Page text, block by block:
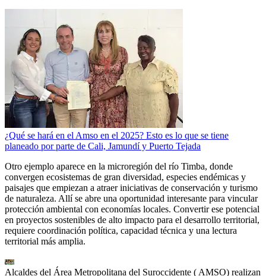
¿Qué se hará en el Amso en el 2025? Esto es lo que se tiene
planeado por parte de Cali, Jamundí y Puerto Tejada
Otro ejemplo aparece en la microregión del río Timba, donde
convergen ecosistemas de gran diversidad, especies endémicas y
paisajes que empiezan a atraer iniciativas de conservación y turismo
de naturaleza. Allí se abre una oportunidad interesante para vincular
protección ambiental con economías locales. Convertir ese potencial
en proyectos sostenibles de alto impacto para el desarrollo territorial,
requiere coordinación política, capacidad técnica y una lectura
territorial más amplia.
Alcaldes del Área Metropolitana del Suroccidente ( AMSO) realizan